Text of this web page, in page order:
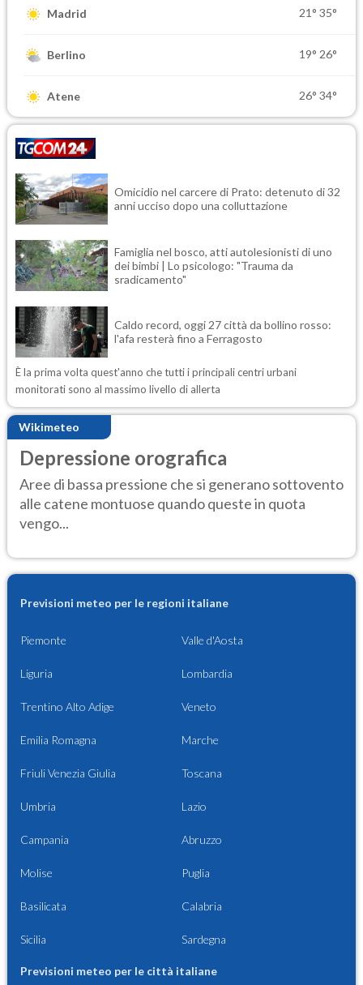
Madrid 21° 35°
Berlino 19° 26°
Atene 26° 34°
Omicidio nel carcere di Prato: detenuto di 32
anni ucciso dopo una colluttazione
Famiglia nel bosco, atti autolesionisti di uno
dei bimbi | Lo psicologo: "Trauma da
sradicamento"
Caldo record, oggi 27 città da bollino rosso:
l'afa resterà fino a Ferragosto
È la prima volta quest'anno che tutti i principali centri urbani
monitorati sono al massimo livello di allerta
Wikimeteo
Depressione orografica
Aree di bassa pressione che si generano sottovento
alle catene montuose quando queste in quota
vengo...
Previsioni meteo per le regioni italiane
Piemonte Valle d'Aosta
Liguria Lombardia
Trentino Alto Adige Veneto
Emilia Romagna Marche
Friuli Venezia Giulia Toscana
Umbria Lazio
Campania Abruzzo
Molise Puglia
Basilicata Calabria
Sicilia Sardegna
Previsioni meteo per le città italiane